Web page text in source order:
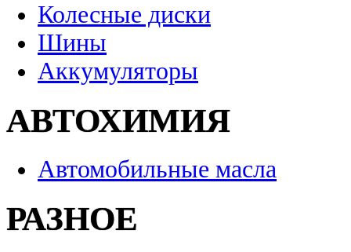
Колесные диски
Шины
Аккумуляторы
АВТОХИМИЯ
Автомобильные масла
РАЗНОЕ